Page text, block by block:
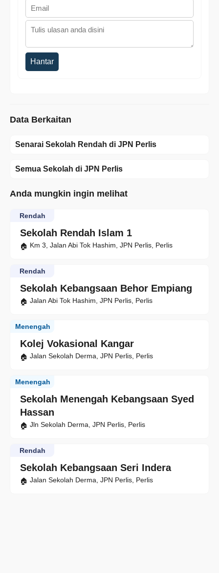
Hantar
Data Berkaitan
Senarai Sekolah Rendah di JPN Perlis
Semua Sekolah di JPN Perlis
Anda mungkin ingin melihat
Sekolah Rendah Islam 1
Rendah
Km 3, Jalan Abi Tok Hashim, JPN Perlis, Perlis
Sekolah Kebangsaan Behor Empiang
Rendah
Jalan Abi Tok Hashim, JPN Perlis, Perlis
Kolej Vokasional Kangar
Menengah
Jalan Sekolah Derma, JPN Perlis, Perlis
Sekolah Menengah Kebangsaan Syed
Hassan
Menengah
Jln Sekolah Derma, JPN Perlis, Perlis
Sekolah Kebangsaan Seri Indera
Rendah
Jalan Sekolah Derma, JPN Perlis, Perlis